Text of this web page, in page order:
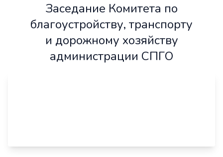
Заседание Комитета по
благоустройству, транспорту
и дорожному хозяйству
администрации СПГО